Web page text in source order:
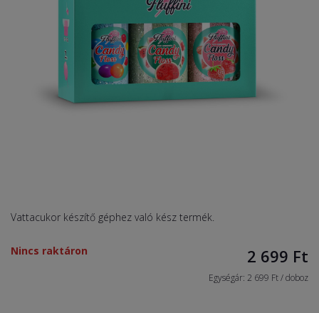
Vattacukor készítő géphez való kész termék.
2 699 Ft
Egységár: 2 699 Ft / doboz
Nincs raktáron